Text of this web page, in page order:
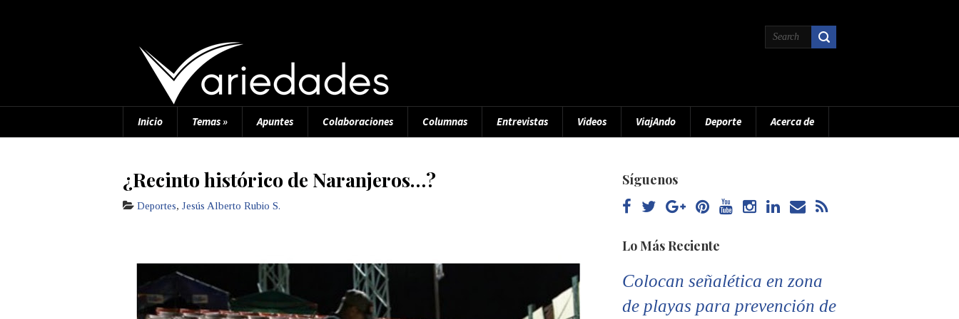
Inicio Temas» Apuntes Colaboraciones Columnas Entrevistas Videos ViajAndo Deporte Acerca de
¿Recinto histórico de Naranjeros…?
Deportes, Jesús Alberto Rubio S.
Síguenos
Lo Más Reciente
Colocan señalética en zona
de playas para prevención de